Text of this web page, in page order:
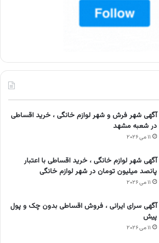
آگهی شهر فرش و شهر لوازم خانگی ، خرید اقساطی
در شعبه مشهد
۱۱ می ۲۰۲۶
آگهی شهر لوازم خانگی ، خرید اقساطی با اعتبار
پانصد میلیون تومان در شهر لوازم خانگی
۱۱ می ۲۰۲۶
آگهی سرای ایرانی ، فروش اقساطی بدون چک و پول
پیش
۱۱ می ۲۰۲۶